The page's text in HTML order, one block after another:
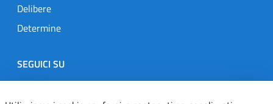
Delibere
Determine
SEGUICI SU
Designers Italia
TwitterInstagramYoutubeLinkedin